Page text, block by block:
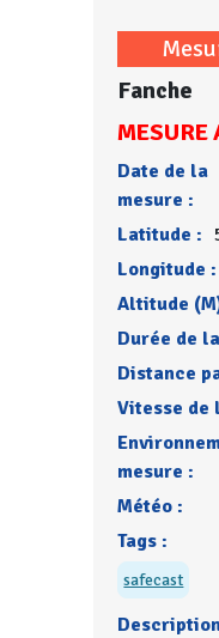
Fanche
MESURE
Date de la
mesure :
Latitude :
Longitude :
Altitude
Durée de
Distance
Vitesse de
mesure :
Météo :
Tags :
safecast